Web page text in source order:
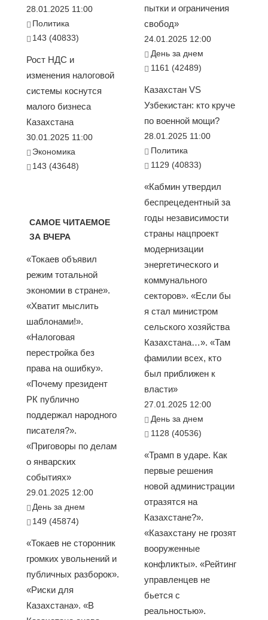
28.01.2025 11:00
Политика
143 (40833)
Рост НДС и
изменения налоговой
системы коснутся
малого бизнеса
Казахстана
30.01.2025 11:00
Экономика
143 (43648)
САМОЕ ЧИТАЕМОЕ
ЗА ВЧЕРА
«Токаев объявил
режим тотальной
экономии в стране».
«Хватит мыслить
шаблонами!».
«Налоговая
перестройка без
права на ошибку».
«Почему президент
РК публично
поддержал народного
писателя?».
«Приговоры по делам
о январских
событиях»
29.01.2025 12:00
День за днем
149 (45874)
«Токаев не сторонник
громких увольнений и
публичных разборок».
«Риски для
Казахстана». «В
пытки и ограничения
свобод»
24.01.2025 12:00
День за днем
1161 (42489)
Казахстан VS
Узбекистан: кто круче
по военной мощи?
28.01.2025 11:00
Политика
1129 (40833)
«Кабмин утвердил
беспрецедентный за
годы независимости
страны нацпроект
модернизации
энергетического и
коммунального
секторов». «Если бы
я стал министром
сельского хозяйства
Казахстана…». «Там
фамилии всех, кто
был приближен к
власти»
27.01.2025 12:00
День за днем
1128 (40536)
«Трамп в ударе. Как
первые решения
новой администрации
отразятся на
Казахстане?».
«Казахстану не грозят
вооруженные
конфликты». «Рейтинг
управленцев не
бьется с
реальностью».